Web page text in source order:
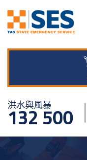
洪水與風暴
132 500